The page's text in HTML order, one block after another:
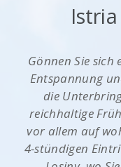
Gönnen Sie
Entspannung
die
reichhaltige
vor allem auf
4-stündigen